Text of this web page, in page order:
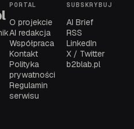
PORTAL
O projekcie
AI redakcja
Współpraca
Kontakt
Polityka
prywatności
Regulamin
serwisu
SUBSKRYBUJ
AI Brief
RSS
LinkedIn
X / Twitter
b2blab.pl